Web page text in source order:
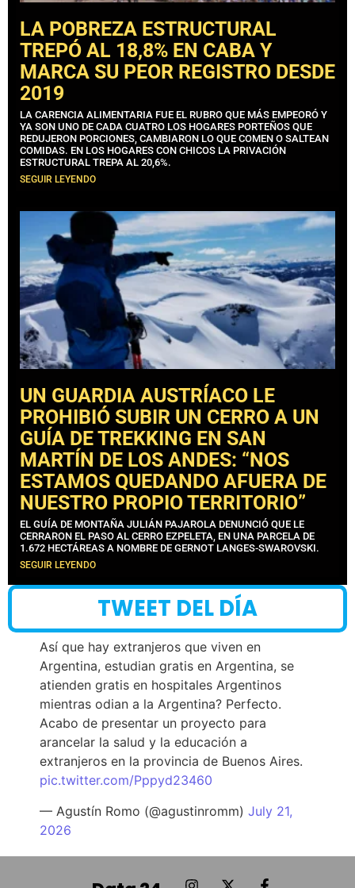
LA POBREZA ESTRUCTURAL
TREPÓ AL 18,8% EN CABA Y
MARCA SU PEOR REGISTRO DESDE
2019
LA CARENCIA ALIMENTARIA FUE EL RUBRO QUE MÁS EMPEORÓ Y
YA SON UNO DE CADA CUATRO LOS HOGARES PORTEÑOS QUE
REDUJERON PORCIONES, CAMBIARON LO QUE COMEN O SALTEAN
COMIDAS. EN LOS HOGARES CON CHICOS LA PRIVACIÓN
ESTRUCTURAL TREPA AL 20,6%.
SEGUIR LEYENDO
UN GUARDIA AUSTRÍACO LE
PROHIBIÓ SUBIR UN CERRO A UN
GUÍA DE TREKKING EN SAN
MARTÍN DE LOS ANDES: “NOS
ESTAMOS QUEDANDO AFUERA DE
NUESTRO PROPIO TERRITORIO”
EL GUÍA DE MONTAÑA JULIÁN PAJAROLA DENUNCIÓ QUE LE
CERRARON EL PASO AL CERRO EZPELETA, EN UNA PARCELA DE
1.672 HECTÁREAS A NOMBRE DE GERNOT LANGES-SWAROVSKI.
SEGUIR LEYENDO
TWEET DEL DÍA
Así que hay extranjeros que viven en
Argentina, estudian gratis en Argentina, se
atienden gratis en hospitales Argentinos
mientras odian a la Argentina? Perfecto.
Acabo de presentar un proyecto para
arancelar la salud y la educación a
extranjeros en la provincia de Buenos Aires.
pic.twitter.com/Pppyd23460
— Agustín Romo (@agustinromm) July 21,
2026